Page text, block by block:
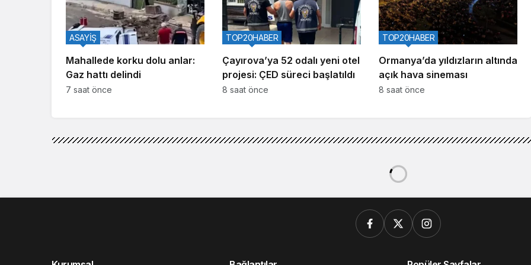
Mahallede korku dolu anlar:
Gaz hattı delindi
ASAYİŞ
7 saat önce
Çayırova’ya 52 odalı yeni otel
projesi: ÇED süreci başlatıldı
TOP20HABER
8 saat önce
Ormanya’da yıldızların altında
açık hava sineması
TOP20HABER
8 saat önce